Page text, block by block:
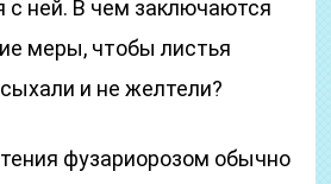
с ней. В чем заключаются
меры, чтобы листья
и не желтели?
фузариорозом обычно